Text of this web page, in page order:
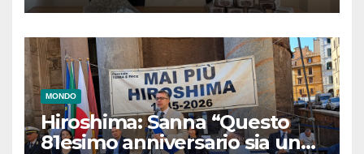
MONDO
Hiroshima: Sanna “Questo
81esimo anniversario sia un